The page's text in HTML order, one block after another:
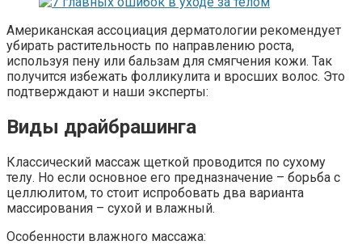
Американская ассоциация дерматологии рекомендует
убирать растительность по направлению роста,
используя пену или бальзам для смягчения кожи. Так
получится избежать фолликулита и вросших волос. Это
подтверждают и наши эксперты:
Виды драйбрашинга
Классический массаж щеткой проводится по сухому
телу. Но если основное его предназначение – борьба с
целлюлитом, то стоит испробовать два варианта
массирования – сухой и влажный.
Особенности влажного массажа: